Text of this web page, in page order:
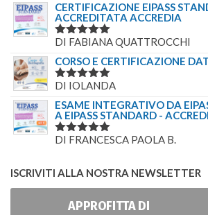
CERTIFICAZIONE EIPASS
ACCREDITATA ACCREDIA
VALUTATO
DI FABIANA QUATTROCCHI
CORSO E CERTIFICAZIONE
VALUTATO
DI IOLANDA
ESAME INTEGRATIVO DA
A EIPASS STANDARD -
VALUTATO
DI FRANCESCA PAOLA B.
ISCRIVITI ALLA NOSTRA NEWSLETTER
APPROFITTA DI